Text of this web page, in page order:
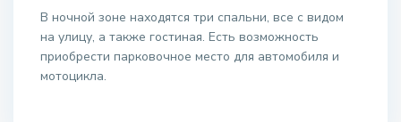
В ночной зоне находятся три спальни, все с видом
на улицу, а также гостиная. Есть возможность
приобрести парковочное место для автомобиля и
мотоцикла.